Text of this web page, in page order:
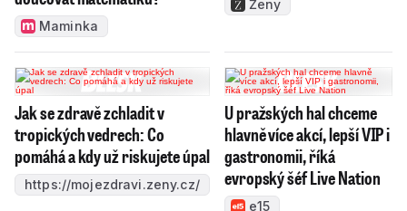
Maminka
Ženy
Jak se zdravě zchladit v
tropických vedrech: Co
pomáhá a kdy už riskujete úpal
https://mojezdravi.zeny.cz/
U pražských hal chceme
hlavně více akcí, lepší VIP i
gastronomii, říká
evropský šéf Live Nation
e15